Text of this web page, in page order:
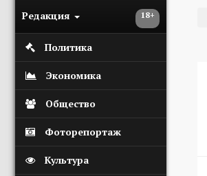
18+
Редакция
Политика
Экономика
Общество
Фоторепортаж
Культура